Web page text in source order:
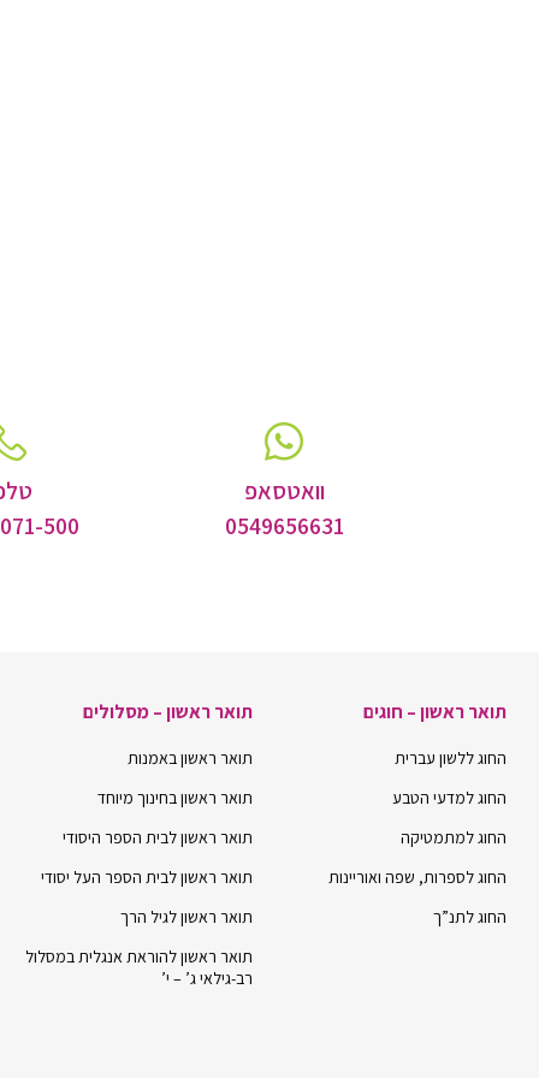
וואטסאפ
0549656631
500
תואר ראשון – חוגים
החוג ללשון עברית
החוג למדעי הטבע
החוג למתמטיקה
החוג לספרות, שפה ואוריינות
החוג לתנ”ך
תואר ראשון – מסלולים
תואר ראשון באמנות
תואר ראשון בחינוך מיוחד
תואר ראשון לבית הספר היסודי
תואר ראשון לבית הספר העל יסודי
תואר ראשון לגיל הרך
תואר ראשון להוראת אנגלית במסלול
רב-גילאי ג’ – י’